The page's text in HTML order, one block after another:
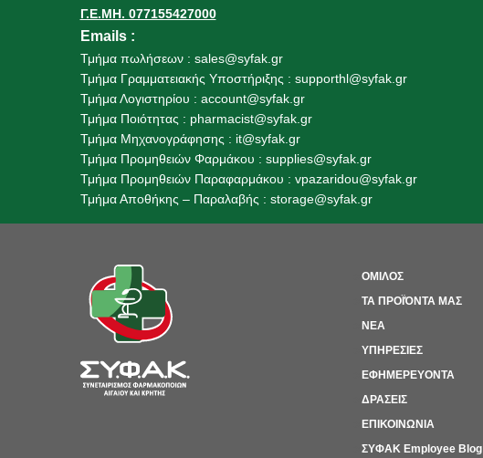
Γ.Ε.ΜΗ. 077155427000
Emails:
Τμήμα πωλήσεων : sales@syfak.gr
Τμήμα Γραμματειακής Υποστήριξης : supporthl@syfak.gr
Τμήμα Λογιστηρίου : account@syfak.gr
Τμήμα Ποιότητας : pharmacist@syfak.gr
Τμήμα Μηχανογράφησης : it@syfak.gr
Τμήμα Προμηθειών Φαρμάκου : supplies@syfak.gr
Τμήμα Προμηθειών Παραφαρμάκου : vpazaridou@syfak.gr
Τμήμα Αποθήκης – Παραλαβής : storage@syfak.gr
>ΟΜΙΛΟΣ
>ΤΑ ΠΡΟΪΌΝΤΑ ΜΑΣ
>ΝΕΑ
>ΥΠΗΡΕΣΙΕΣ
>ΕΦΗΜΕΡΕΥΟΝΤΑ
>ΔΡΑΣΕΙΣ
>ΕΠΙΚΟΙΝΩΝΙΑ
>ΣΥΦΑΚ Employee Blog